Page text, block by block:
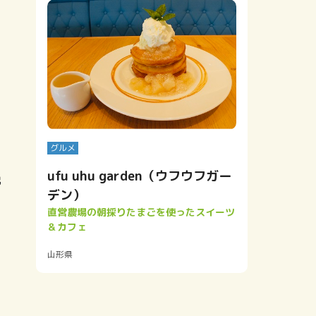
グルメ
ufu uhu garden（ウフウフガー
デン）
直営農場の朝採りたまごを使ったスイーツ
＆カフェ
山形県